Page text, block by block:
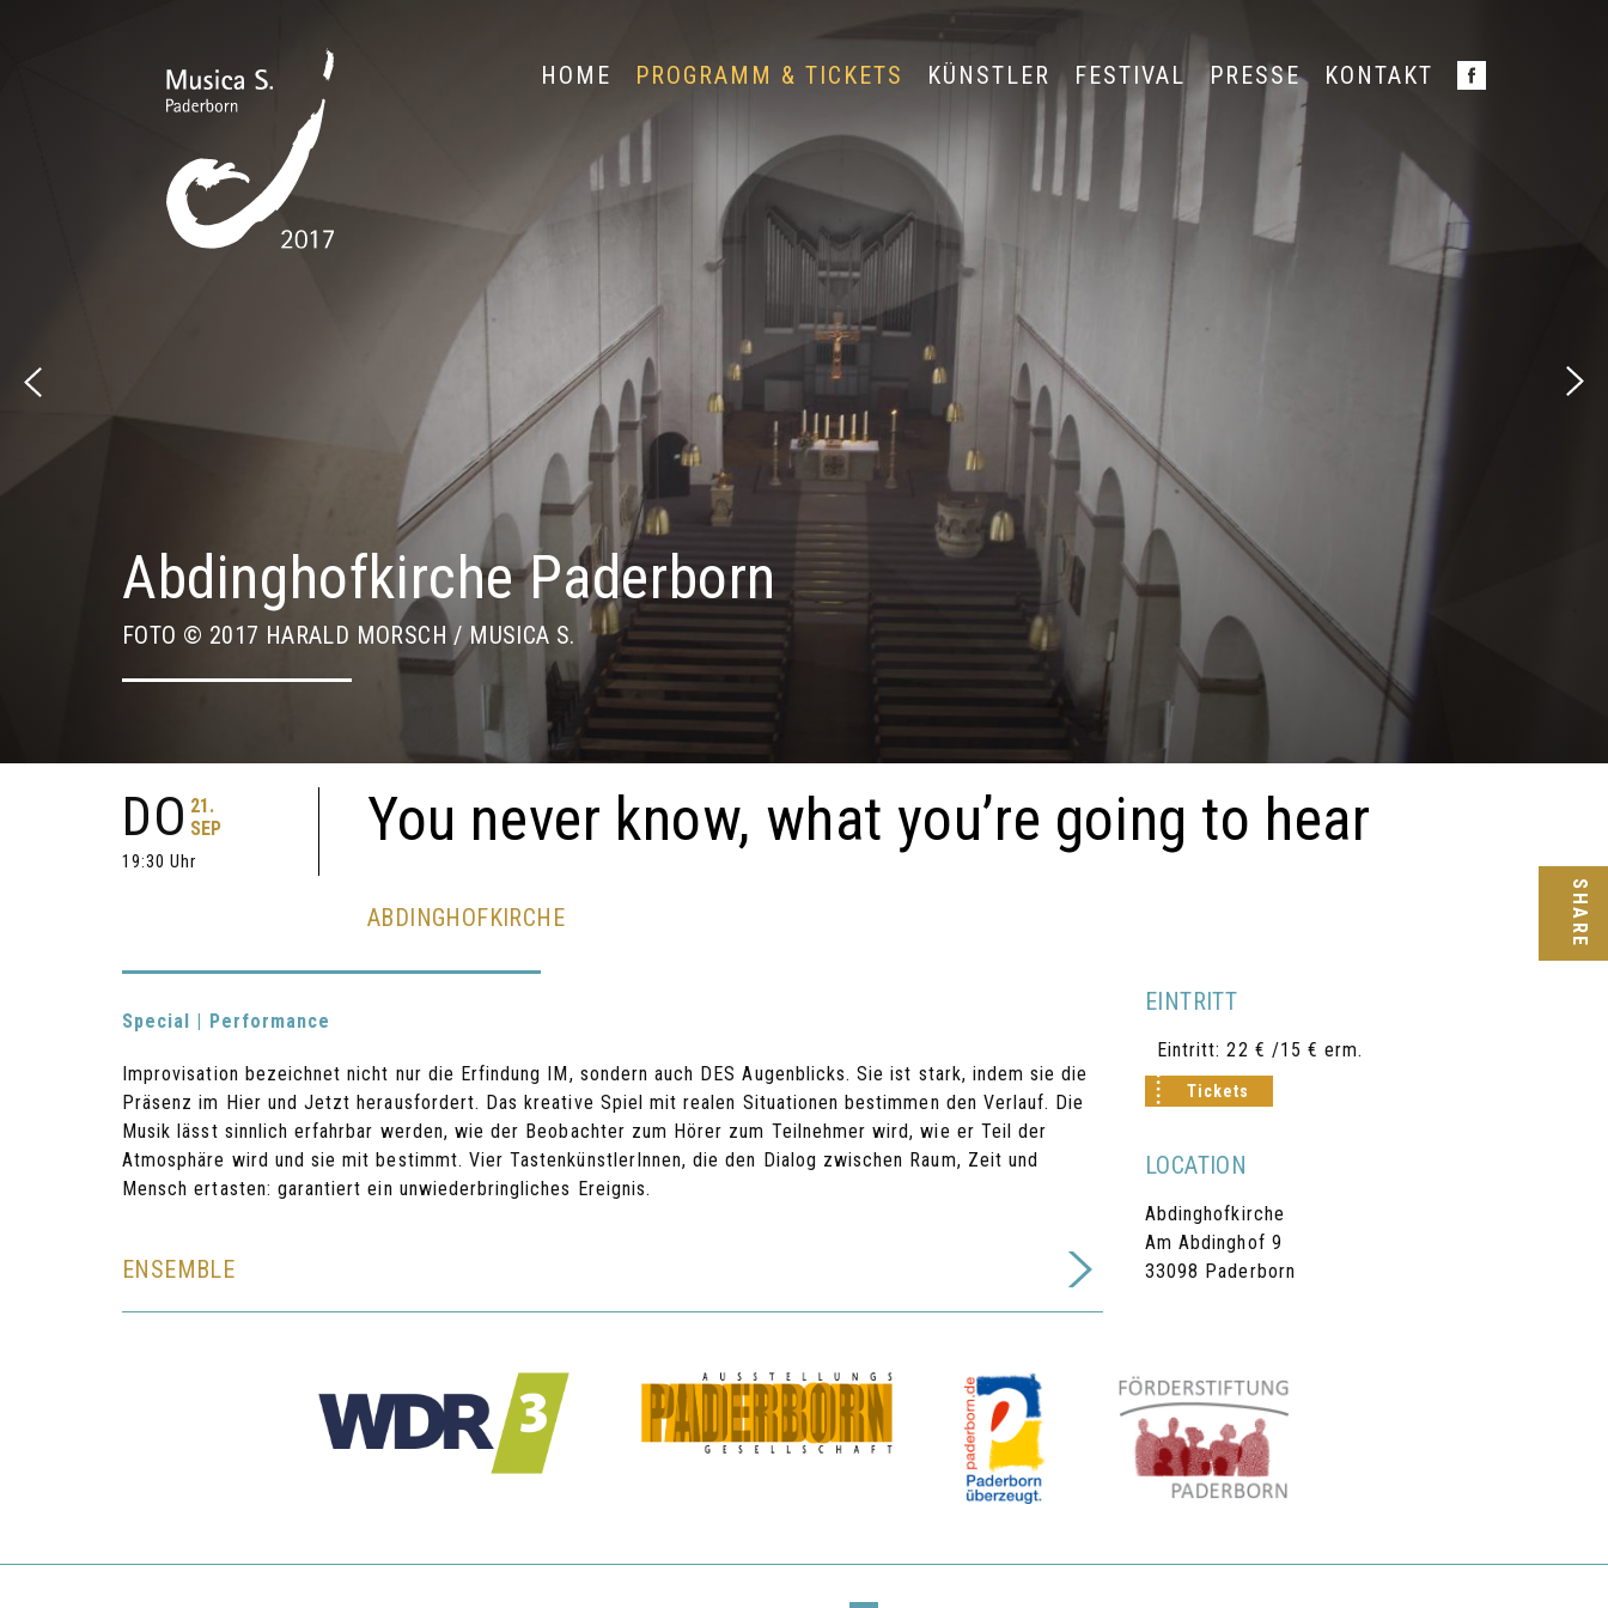
HOME PROGRAMM & TICKETS KÜNSTLER FESTIVAL PRESSE KONTAKT
SHARE
Abdinghofkirche Paderborn
FOTO © 2017 HARALD MORSCH / MUSICA S.
DO 21.
SEP
19:30 Uhr
You never know, what you’re going to hear
ABDINGHOFKIRCHE
Special | Performance
Improvisation bezeichnet nicht nur die Erfindung IM, sondern auch DES Augenblicks. Sie ist stark, indem sie die
Präsenz im Hier und Jetzt herausfordert. Das kreative Spiel mit realen Situationen bestimmen den Verlauf. Die
Musik lässt sinnlich erfahrbar werden, wie der Beobachter zum Hörer zum Teilnehmer wird, wie er Teil der
Atmosphäre wird und sie mit bestimmt. Vier TastenkünstlerInnen, die den Dialog zwischen Raum, Zeit und
Mensch ertasten: garantiert ein unwiederbringliches Ereignis.
ENSEMBLE
EINTRITT
Eintritt: 22 € /15 € erm.
Tickets
LOCATION
Abdinghofkirche
Am Abdinghof 9
33098 Paderborn